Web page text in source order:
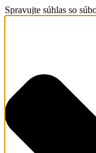
Spravujte súhlas so